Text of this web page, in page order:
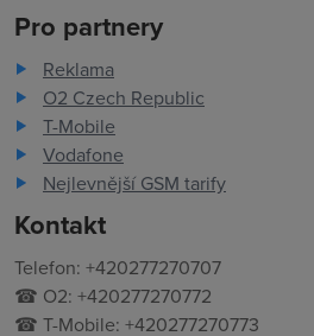
Pro partnery
Reklama
O2 Czech Republic
T-Mobile
Vodafone
Nejlevnější GSM tarify
Kontakt
Telefon: +420277270707
☎ O2: +420277270772
☎ T-Mobile: +420277270773